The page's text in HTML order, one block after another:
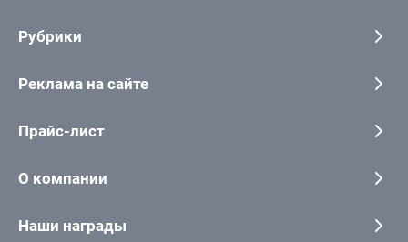
Рубрики
Реклама на сайте
Прайс-лист
О компании
Наши награды